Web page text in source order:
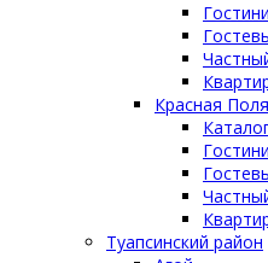
Красная
Туапсинский район